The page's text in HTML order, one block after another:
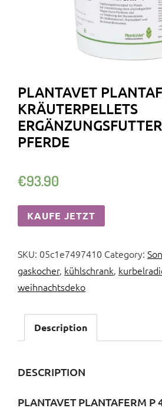
PLANTAVET
KRÄUTERPELLETS
PFERDE
€93.90
KAUFE JETZT
SKU: 05c1e7497410 Category:
gaskocher, kühlschrank,
weihnachtsdeko
Description
DESCRIPTION
PLANTAVET PLANTAFERM P